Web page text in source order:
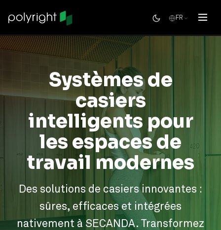
FR
Systèmes de
casiers
intelligents pour
les espaces de
travail modernes
Des solutions de casiers innovantes :
sûres, efficaces et intégrées
nativement à SECANDA. Transformez